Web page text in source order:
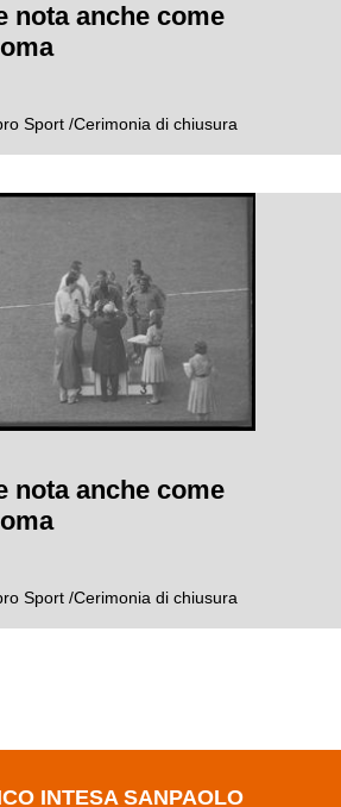
nota anche come
Sport /Cerimonia di chiusura
nota anche come
Sport /Cerimonia di chiusura
INTESA SANPAOLO